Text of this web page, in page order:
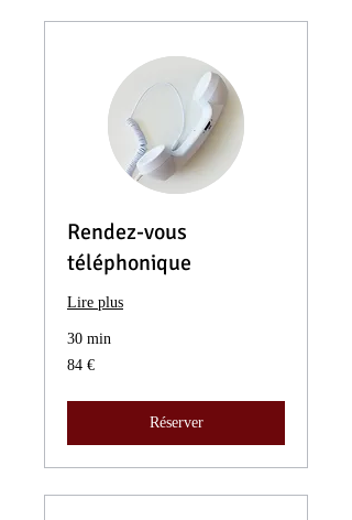
Rendez-vous
téléphonique
Lire plus
30 min
84
euros
84 €
Réserver